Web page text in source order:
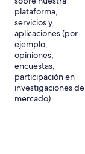
plataforma,
servicios y
aplicaciones (por
ejemplo,
opiniones,
encuestas,
participación en
investigaciones de
mercado)